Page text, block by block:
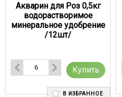
Акварин для Роз 0,5кг
водорастворимое
минеральное удобрение
/12шт/
Купить
В ИЗБРАННОЕ